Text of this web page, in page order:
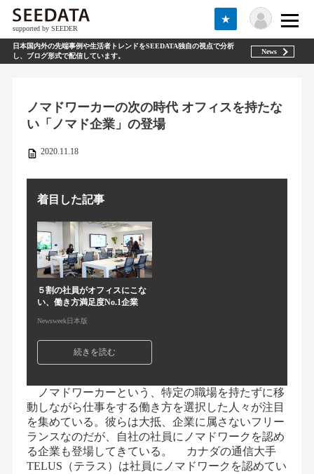
supported by SEEDER
★
日本国内外の先端事例や生活者トレンドをSEEDATA独自の視点で分析
し、ブログ形式で配信しています。
News
ノマドワーカーの次の時代 オフィスを持たな
い「ノマド企業」の登場
2020.11.18
着目した記事
５割の社員がオフィスにこな
い、働き方満足度No.1企業
Newsweek日本版
続きを読む
ノマドワーカーという、特定の職場を持たずに移
動しながら仕事をする働き方を選択した人々が注目
を集めている。彼らは大抵、企業に属さないフリー
ランスなのだが、自社の社員にノマドワークを認め
る企業も登場してきている。 カナダの通信大手
TELUS（テラス）は社員にノマドワークを認めてい